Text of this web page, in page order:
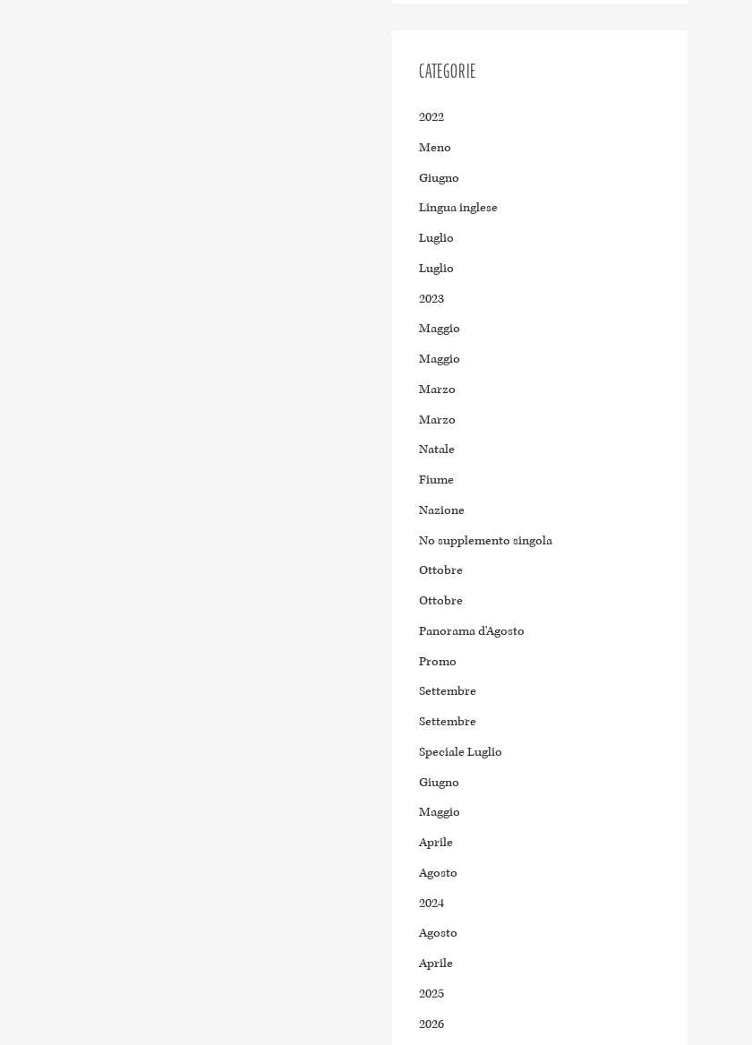
CATEGORIE
2022
Meno
Giugno
Lingua inglese
Luglio
Luglio
2023
Maggio
Maggio
Marzo
Marzo
Natale
Fiume
Nazione
No supplemento singola
Ottobre
Ottobre
Panorama d'Agosto
Promo
Settembre
Settembre
Speciale Luglio
Giugno
Maggio
Aprile
Agosto
2024
Agosto
Aprile
2025
2026